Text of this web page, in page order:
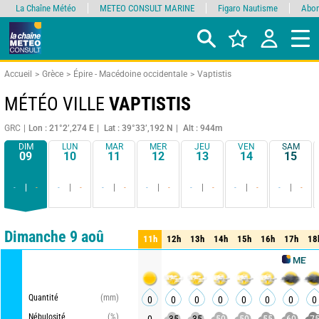
Accueil Grèce Épire - Macédoine occidentale Vaptistis
MÉTÉO VILLE VAPTISTIS
GRC Lon : 21°2’,274 E Lat : 39°33’,192 N
Alt : 944m
DIM
09
- -
LUN
10
- -
MAR
11
- -
MER
12
- -
JEU
13
- -
VEN
14
- -
SAM
15
- -
Comparateur détaillé synthétique
Dimanche 9 aoû
METEO
Quantité
(mm)
Nébulosité
(%)
11h 12h 13h 14h 15h 16h 17h
11h 12h 13h 14h 15h 16h 17h
0 0 0 0 0 0 0
0
La Chaîne Météo METEO CONSULT MARINE Figaro Nautisme